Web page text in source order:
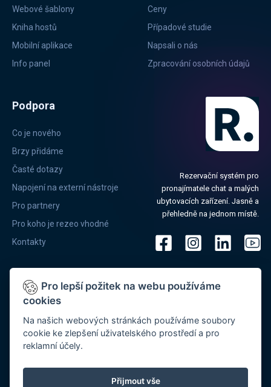
Webové šablony
Kniha hostů
Mobilní aplikace
Info panel
Ceny
Případové studie
Napsali o nás
Zpracování osobních údajů
Podpora
Co je nového
Brzy přidáme
Časté dotazy
Napojení na externí nástroje
Pro partnery
Pro koho je rezeo vhodné
Kontakty
Rezervační systém pro
pronajímatele chat a malých
ubytovacích zařízení. Jasně a
přehledně na jednom místě.
889/90a, 602 00 Brno, IČ: 03703291, DIČ: CZ03703291 Společnost je
zapsaná v OŘ vedeném u Krajského obchodního soudu v Brně, oddíl C,
vložka 86358, je registrována v registru Úřadu pro ochranu osobních
Pro lepší požitek na webu používáme
cookies
Na našich webových stránkách používáme soubory
cookie ke zlepšení uživatelského prostředí a pro
reklamní účely.
Přijmout vše